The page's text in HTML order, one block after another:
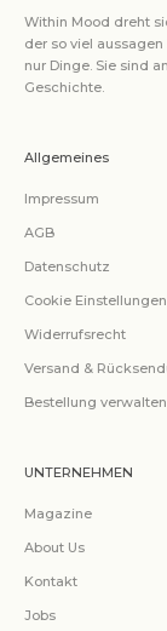
Within Mood dreht
der so viel
nur Dinge. Sie sind
Geschichte.
Allgemeines
Impressum
AGB
Datenschutz
Cookie Einstellungen
Widerrufsrecht
Versand &
Bestellung verwalten
UNTERNEHMEN
Magazine
About Us
Kontakt
Jobs